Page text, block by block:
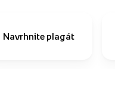
Navrhnite plagát